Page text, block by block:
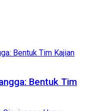
Bentuk Tim